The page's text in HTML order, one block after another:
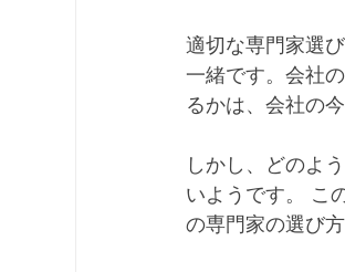
適切な専門家選
一緒です。会社
るかは、会社の
しかし、どのよ
いようです。 こ
の専門家の選び